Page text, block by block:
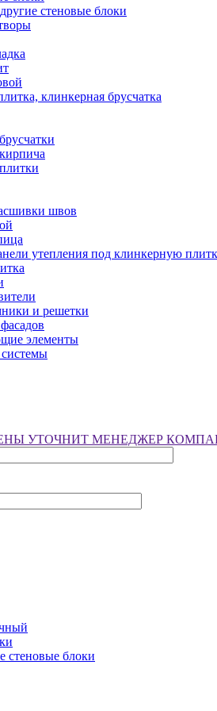
стеновые блоки
клинкерная брусчатка
швов
утепления под клинкерную
и решетки
элементы
УТОЧНИТ МЕНЕДЖЕР
стеновые блоки